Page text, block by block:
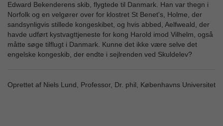
Edward Bekenderens skib, flygtede til Danmark. Han var thegn i
Norfolk og en velgører over for klostret St Benet's, Holme, der
sandsynligvis stillede kongeskibet, og hvis abbed, Aelfweald, der
havde udført kystvagttjeneste for kong Harold imod Vilhelm, også
måtte søge tilflugt i Danmark. Kunne det ikke være selve det
engelske kongeskib, der endte i sejlrenden ved Skuldelev?
Oprettet af Niels Lund, Professor, Dr. phil, Københavns Universitet